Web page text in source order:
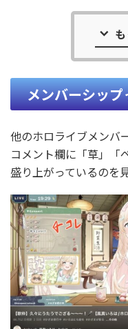
メンバーシッ
他のホロライブメンバ
コメント欄に「草」「
盛り上がっているのを